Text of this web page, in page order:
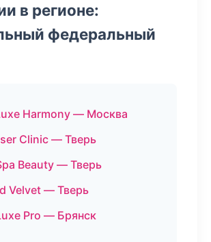
в регионе:
федеральный
Harmony — Москва
Clinic — Тверь
Beauty — Тверь
Velvet — Тверь
Pro — Брянск